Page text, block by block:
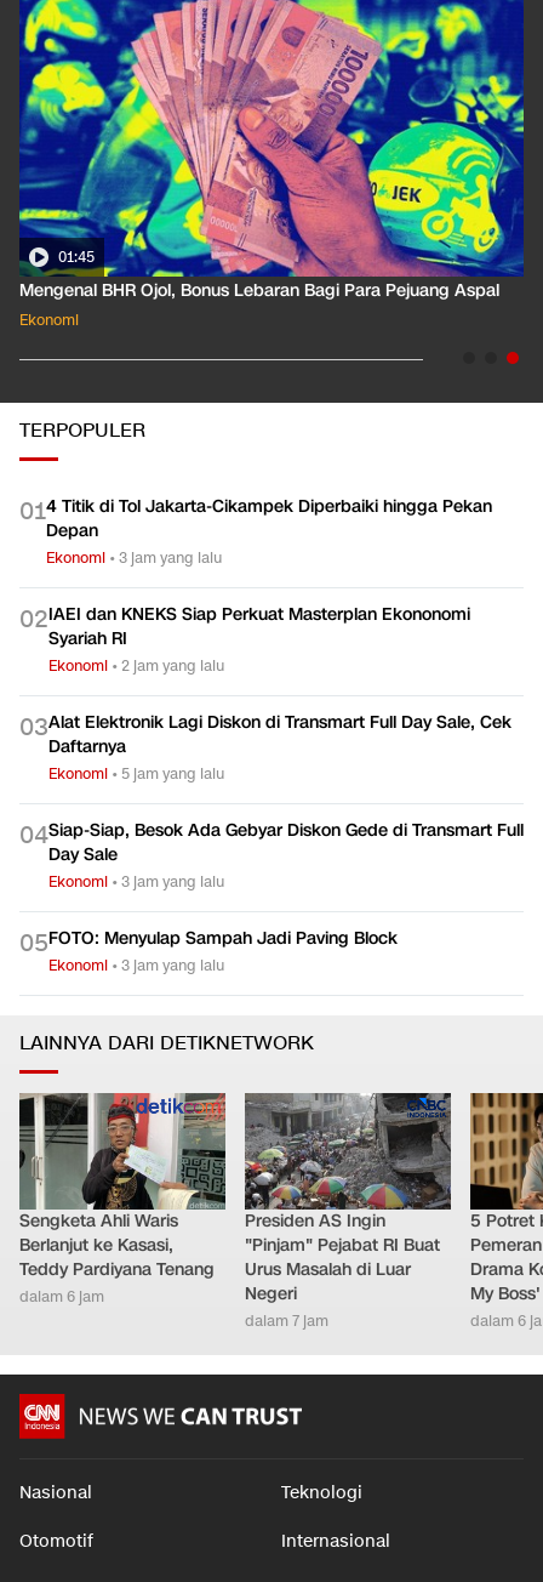
01:35
Pahami Dampak Kenaikan Suku Bunga Acuan ke Cicilan KPR
Ekonomi
TERPOPULER
014 Titik di Tol Jakarta-Cikampek Diperbaiki hingga Pekan
Depan
Ekonomi •3 jam yang lalu
02IAEI dan KNEKS Siap Perkuat Masterplan Ekononomi
Syariah RI
Ekonomi •2 jam yang lalu
03Alat Elektronik Lagi Diskon di Transmart Full Day Sale, Cek
Daftarnya
Ekonomi • 5 jam yang lalu
04Siap-Siap, Besok Ada Gebyar Diskon Gede di Transmart Full
Day Sale
Ekonomi •3 jam yang lalu
05FOTO: Menyulap Sampah Jadi Paving Block
Ekonomi •3 jam yang lalu
LAINNYA DARI DETIKNETWORK
Sengketa Ahli Waris
Berlanjut ke Kasasi,
Teddy Pardiyana Tenang
dalam 6 jam
Presiden AS Ingin
"Pinjam" Pejabat RI Buat
Urus Masalah di Luar
Negeri
dalam 7 jam
5 Potret
Drama
My Boss'
dalam 6
Nasional Teknologi
Otomotif Internasional